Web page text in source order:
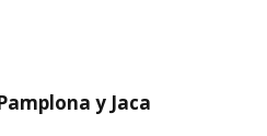
y Jaca